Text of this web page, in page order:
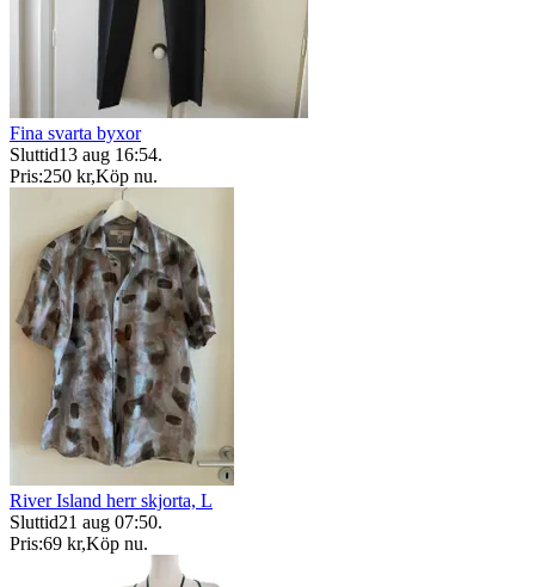
Fina svarta byxor
Sluttid13 aug 16:54.
Pris:250 kr,Köp nu.
River Island herr skjorta, L
Sluttid21 aug 07:50.
Pris:69 kr,Köp nu.